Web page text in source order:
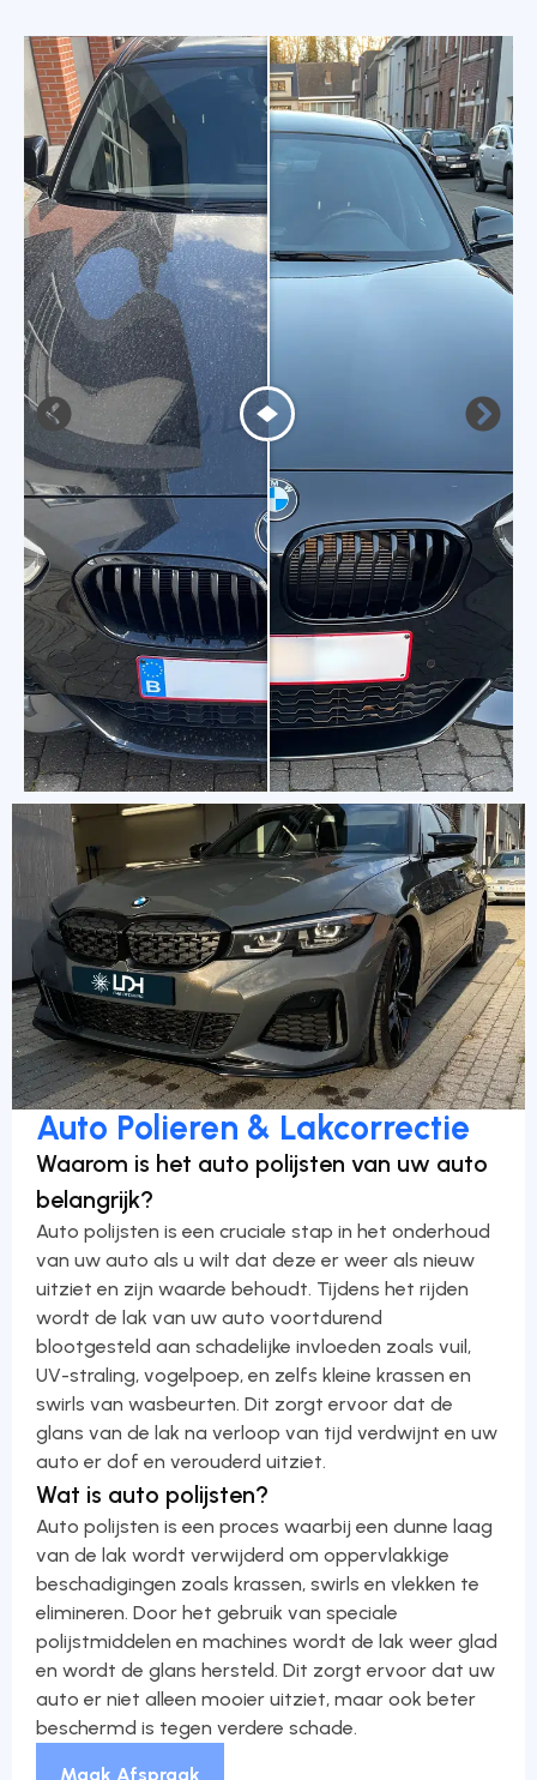
Auto Polieren & Lakcorrectie
Waarom is het auto polijsten van uw auto
belangrijk?
Auto polijsten is een cruciale stap in het onderhoud
van uw auto als u wilt dat deze er weer als nieuw
uitziet en zijn waarde behoudt. Tijdens het rijden
wordt de lak van uw auto voortdurend
blootgesteld aan schadelijke invloeden zoals vuil,
UV-straling, vogelpoep, en zelfs kleine krassen en
swirls van wasbeurten. Dit zorgt ervoor dat de
glans van de lak na verloop van tijd verdwijnt en uw
auto er dof en verouderd uitziet.
Wat is auto polijsten?
Auto polijsten is een proces waarbij een dunne laag
van de lak wordt verwijderd om oppervlakkige
beschadigingen zoals krassen, swirls en vlekken te
elimineren. Door het gebruik van speciale
polijstmiddelen en machines wordt de lak weer glad
en wordt de glans hersteld. Dit zorgt ervoor dat uw
auto er niet alleen mooier uitziet, maar ook beter
beschermd is tegen verdere schade.
Maak Afspraak